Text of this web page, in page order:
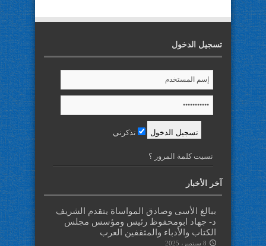
تسجيل الدخول
تذكرني
نسيت كلمة المرور ؟
آخر الأخبار
ببالغ الأسى وصادق المواساة يتقدم الشريف
د- جهاد ابومحفوظ رئيس ومؤسس مجلس
الكتاب والأدباء والمثقفين العرب
8 سبتمبر، 2025